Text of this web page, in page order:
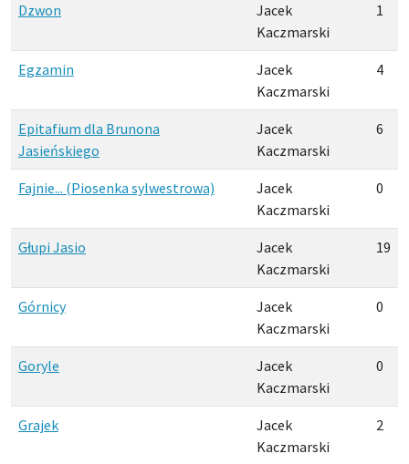
Dzwon
Jacek
Kaczmarski
1
Egzamin
Jacek
Kaczmarski
4
Epitafium dla Brunona
Jasieńskiego
Jacek
Kaczmarski
6
Fajnie... (Piosenka sylwestrowa)
Jacek
Kaczmarski
0
Głupi Jasio
Jacek
Kaczmarski
19
Górnicy
Jacek
Kaczmarski
0
Goryle
Jacek
Kaczmarski
0
Grajek
Jacek
Kaczmarski
2